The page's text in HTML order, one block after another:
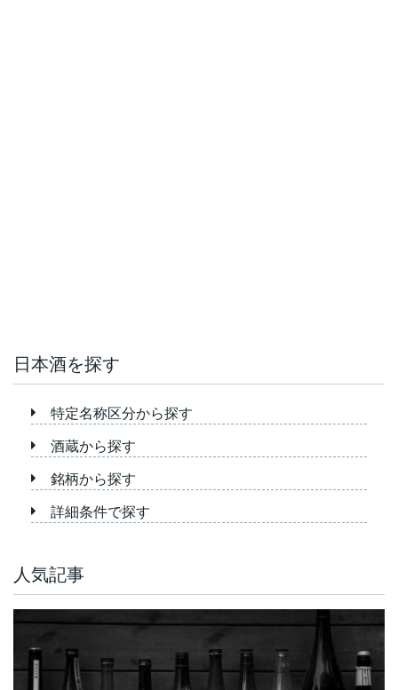
日本酒を探す
特定名称区分から探す
酒蔵から探す
銘柄から探す
詳細条件で探す
人気記事